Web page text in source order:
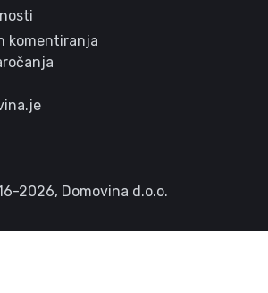
komentiranja
2026, Domovina d.o.o.